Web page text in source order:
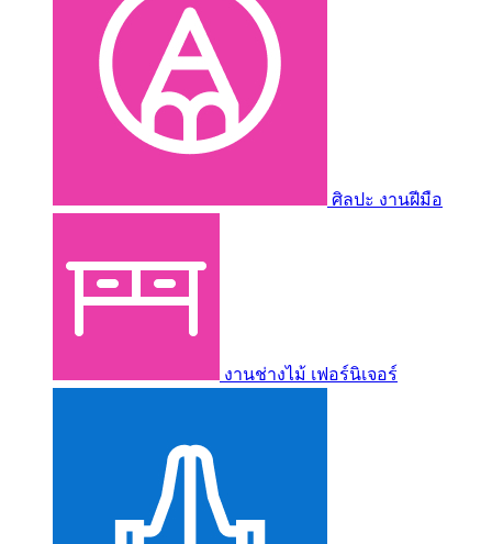
ศิลปะ งานฝีมือ
งานช่างไม้ เฟอร์นิเจอร์